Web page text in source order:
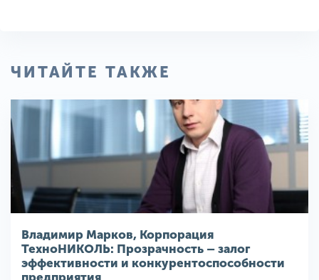
ЧИТАЙТЕ ТАКЖЕ
Владимир Марков, Корпорация
ТехноНИКОЛЬ: Прозрачность – залог
эффективности и конкурентоспособности
предприятия